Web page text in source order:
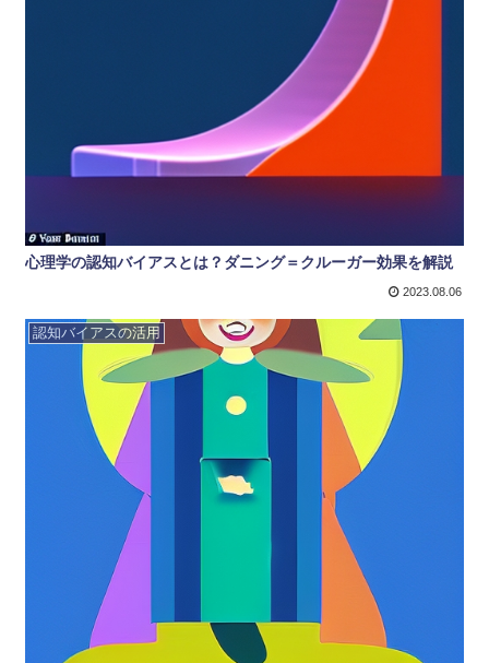
心理学の認知バイアスとは？ダニング＝クルーガー効果を解説
2023.08.06
認知バイアスの活用